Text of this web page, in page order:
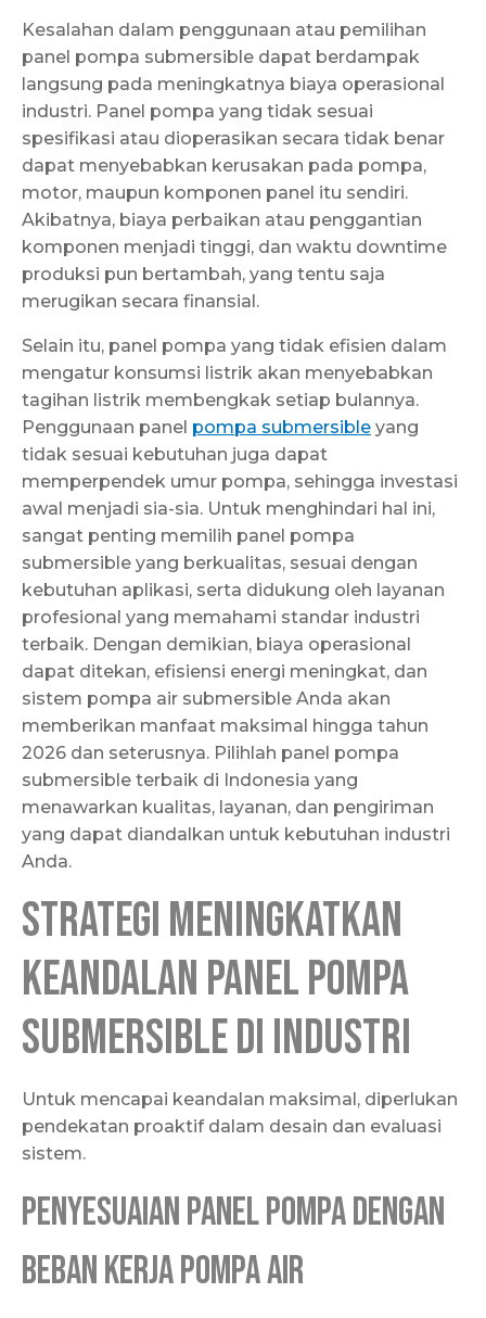
Kesalahan dalam penggunaan atau pemilihan
panel pompa submersible dapat berdampak
langsung pada meningkatnya biaya operasional
industri. Panel pompa yang tidak sesuai
spesifikasi atau dioperasikan secara tidak benar
dapat menyebabkan kerusakan pada pompa,
motor, maupun komponen panel itu sendiri.
Akibatnya, biaya perbaikan atau penggantian
komponen menjadi tinggi, dan waktu downtime
produksi pun bertambah, yang tentu saja
merugikan secara finansial.
Selain itu, panel pompa yang tidak efisien dalam
mengatur konsumsi listrik akan menyebabkan
tagihan listrik membengkak setiap bulannya.
Penggunaan panel pompa submersible yang
tidak sesuai kebutuhan juga dapat
memperpendek umur pompa, sehingga investasi
awal menjadi sia-sia. Untuk menghindari hal ini,
sangat penting memilih panel pompa
submersible yang berkualitas, sesuai dengan
kebutuhan aplikasi, serta didukung oleh layanan
profesional yang memahami standar industri
terbaik. Dengan demikian, biaya operasional
dapat ditekan, efisiensi energi meningkat, dan
sistem pompa air submersible Anda akan
memberikan manfaat maksimal hingga tahun
2026 dan seterusnya. Pilihlah panel pompa
submersible terbaik di Indonesia yang
menawarkan kualitas, layanan, dan pengiriman
yang dapat diandalkan untuk kebutuhan industri
Anda.
Strategi Meningkatkan
Keandalan Panel Pompa
Submersible di Industri
Untuk mencapai keandalan maksimal, diperlukan
pendekatan proaktif dalam desain dan evaluasi
sistem.
Penyesuaian Panel Pompa dengan
Beban Kerja Pompa Air